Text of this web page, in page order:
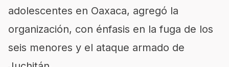
adolescentes en Oaxaca, agregó la
organización, con énfasis en la fuga de los
seis menores y el ataque armado de